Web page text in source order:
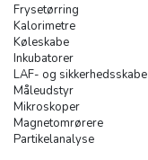
Frysetørring
Kalorimetre
Køleskabe
Inkubatorer
LAF- og sikkerhedsskabe
Måleudstyr
Mikroskoper
Magnetomrørere
Partikelanalyse